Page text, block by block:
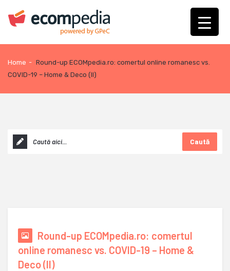
Home - Round-up ECOMpedia.ro: comertul online romanesc vs.
COVID-19 – Home & Deco (II)
Caută
Round-up ECOMpedia.ro: comertul
online romanesc vs. COVID-19 – Home &
Deco (II)